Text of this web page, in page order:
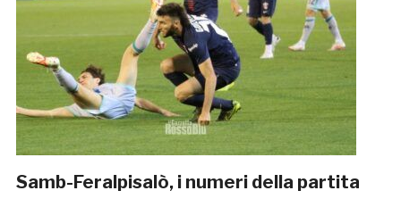
Samb-Feralpisalò, i numeri della partita